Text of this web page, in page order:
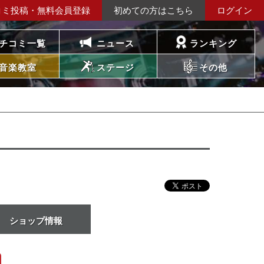
投稿・無料会員登録 初めての方はこちら ログイン
コミ一覧 ニュース ランキング
楽教室 ステージ その他
ショップ情報